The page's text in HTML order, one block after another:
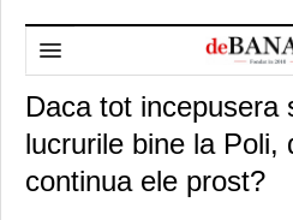
HOME
DESPRE NOI
REDACȚIA DEBANAT
ADMINISTRAȚIE
PRIMĂRIA TIMIŞOARA
Daca tot incepusera
lucrurile bine la Poli,
continua ele prost?